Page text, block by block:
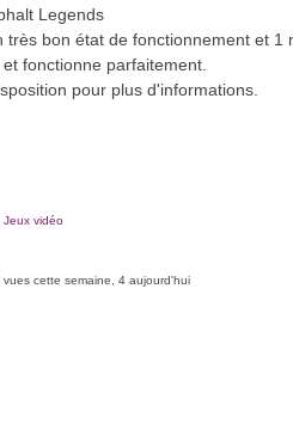
Legends
très bon état de fonctionnement et 1
fonctionne parfaitement.
pour plus d'informations.
Jeux vidéo
cette semaine, 4 aujourd'hui